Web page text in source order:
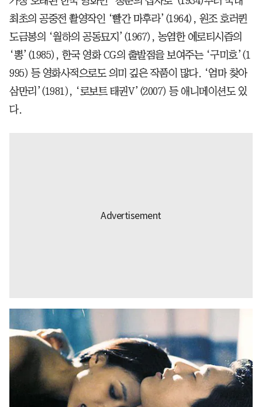
최초의 공중전 촬영작인 ‘빨간 마후라’(1964), 원조 호러퀸
도금봉의 ‘월하의 공동묘지’(1967), 농염한 에로티시즘의
‘뽕’(1985), 한국 영화 CG의 출발점을 보여주는 ‘구미호’(1
995) 등 영화사적으로도 의미 깊은 작품이 많다. ‘엄마 찾아
삼만리’(1981), ‘로보트 태권V’(2007) 등 애니메이션도 있
다.